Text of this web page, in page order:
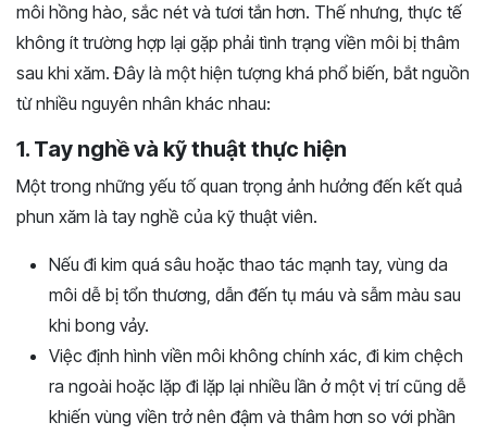
môi hồng hào, sắc nét và tươi tắn hơn. Thế nhưng, thực tế
không ít trường hợp lại gặp phải tình trạng viền môi bị thâm
sau khi xăm. Đây là một hiện tượng khá phổ biến, bắt nguồn
từ nhiều nguyên nhân khác nhau:
1. Tay nghề và kỹ thuật thực hiện
Một trong những yếu tố quan trọng ảnh hưởng đến kết quả
phun xăm là tay nghề của kỹ thuật viên.
Nếu đi kim quá sâu hoặc thao tác mạnh tay, vùng da
môi dễ bị tổn thương, dẫn đến tụ máu và sẫm màu sau
khi bong vảy.
Việc định hình viền môi không chính xác, đi kim chệch
ra ngoài hoặc lặp đi lặp lại nhiều lần ở một vị trí cũng dễ
khiến vùng viền trở nên đậm và thâm hơn so với phần